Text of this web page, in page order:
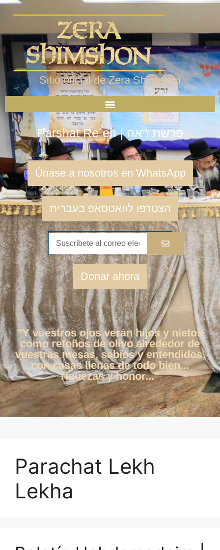
Sitio oficial de Zera Shimshon
Parshat Re´eh | פרשת ראה
Únase a nosotros en WhatsApp
הצטרפו לוואטסאפ בעברית
Donar ahora
"Y vuestros ojos verán hijos y nietos
como retoños de olivo alrededor de
vuestras mesas, sabios y entendidos,
con casas llenas de todo bien...
riquezas y honor..."
Parachat Lekh
Lekha